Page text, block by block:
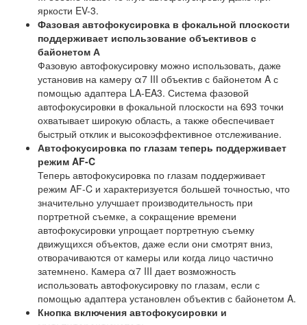
яркости EV-3.
Фазовая автофокусировка в фокальной плоскости
поддерживает использование объективов с
байонетом А
Фазовую автофокусировку можно использовать, даже
установив на камеру α7 III объектив с байонетом A с
помощью адаптера LA-EA3. Система фазовой
автофокусировки в фокальной плоскости на 693 точки
охватывает широкую область, а также обеспечивает
быстрый отклик и высокоэффективное отслеживание.
Автофокусировка по глазам теперь поддерживает
режим AF-C
Теперь автофокусировка по глазам поддерживает
режим AF-C и характеризуется большей точностью, что
значительно улучшает производительность при
портретной съемке, а сокращение времени
автофокусировки упрощает портретную съемку
движущихся объектов, даже если они смотрят вниз,
отворачиваются от камеры или когда лицо частично
затемнено. Камера α7 III дает возможность
использовать автофокусировку по глазам, если с
помощью адаптера установлен объектив с байонетом A.
Кнопка включения автофокусировки и